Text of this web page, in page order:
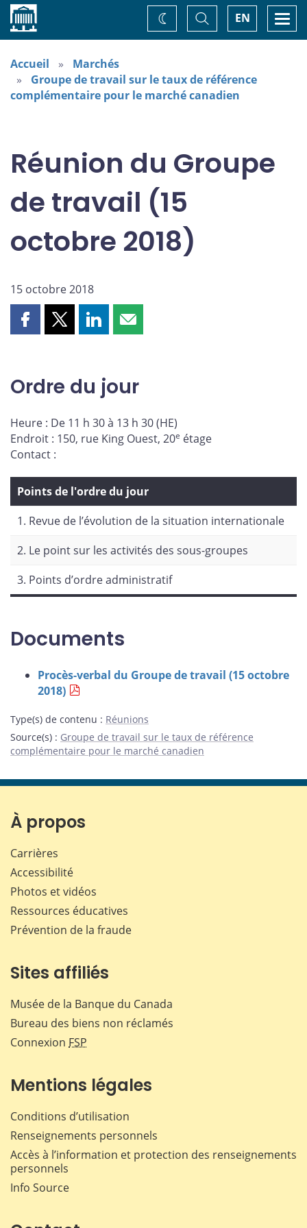
Accueil EN
Basculer
la
recherche
Changez
de
Accueil
Marchés
Groupe de travail sur le taux de référence
complémentaire pour le marché canadien
Réunion du Groupe
de travail (15
octobre 2018)
15 octobre 2018
Partager
Facebook
Partager
X
Partager
LinkedIn
Partager
courriel
Ordre du jour
Heure : De 11 h 30 à 13 h 30 (HE)
Endroit : 150, rue King Ouest, 20e étage
Contact :
Points de l'ordre du jour
1. Revue de l’évolution de la situation internationale
2. Le point sur les activités des sous-groupes
3. Points d’ordre administratif
Documents
Procès-verbal du Groupe de travail (15 octobre
2018)
Type(s) de contenu : Réunions
Source(s) : Groupe de travail sur le taux de référence
complémentaire pour le marché canadien
À propos
Carrières
Accessibilité
Photos et vidéos
Ressources éducatives
Prévention de la fraude
Sites affiliés
Musée de la Banque du Canada
Bureau des biens non réclamés
Connexion FSP
Mentions légales
Conditions d’utilisation
Renseignements personnels
Accès à l’information et protection des renseignements
personnels
Info Source